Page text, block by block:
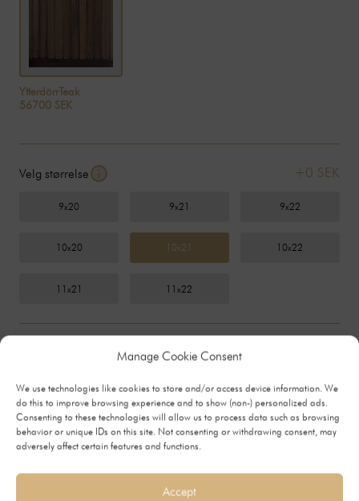
Manage Cookie Consent
We use technologies like cookies to store and/or access device information. We
do this to improve browsing experience and to show (non-) personalized ads.
Consenting to these technologies will allow us to process data such as browsing
behavior or unique IDs on this site. Not consenting or withdrawing consent, may
adversely affect certain features and functions.
Accept
YtterdörrTeak
56700 SEK
Velg størrelse +0 SEK
9x20 9x21 9x22
10x20 10x21 10x22
11x21 11x22
VENSTRE HØYRE